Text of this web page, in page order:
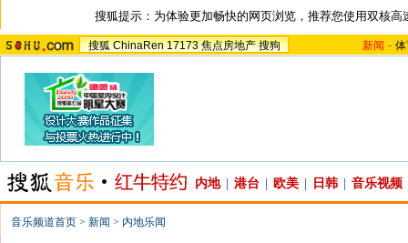
搜狐提示：为体验更加畅快的网页浏览，推荐您使用双核高
搜狐 ChinaRen 17173 焦点房地产 搜狗 新闻 -
内地 港台 欧美 日韩 音乐视频
音乐频道首页 > 新闻 > 内地乐闻